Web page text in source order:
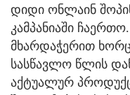
დიდი ონლაინ
კამპანიაში ჩაერთო.
მხარდაჭერით
სასწავლო წლის
აქტუალურ